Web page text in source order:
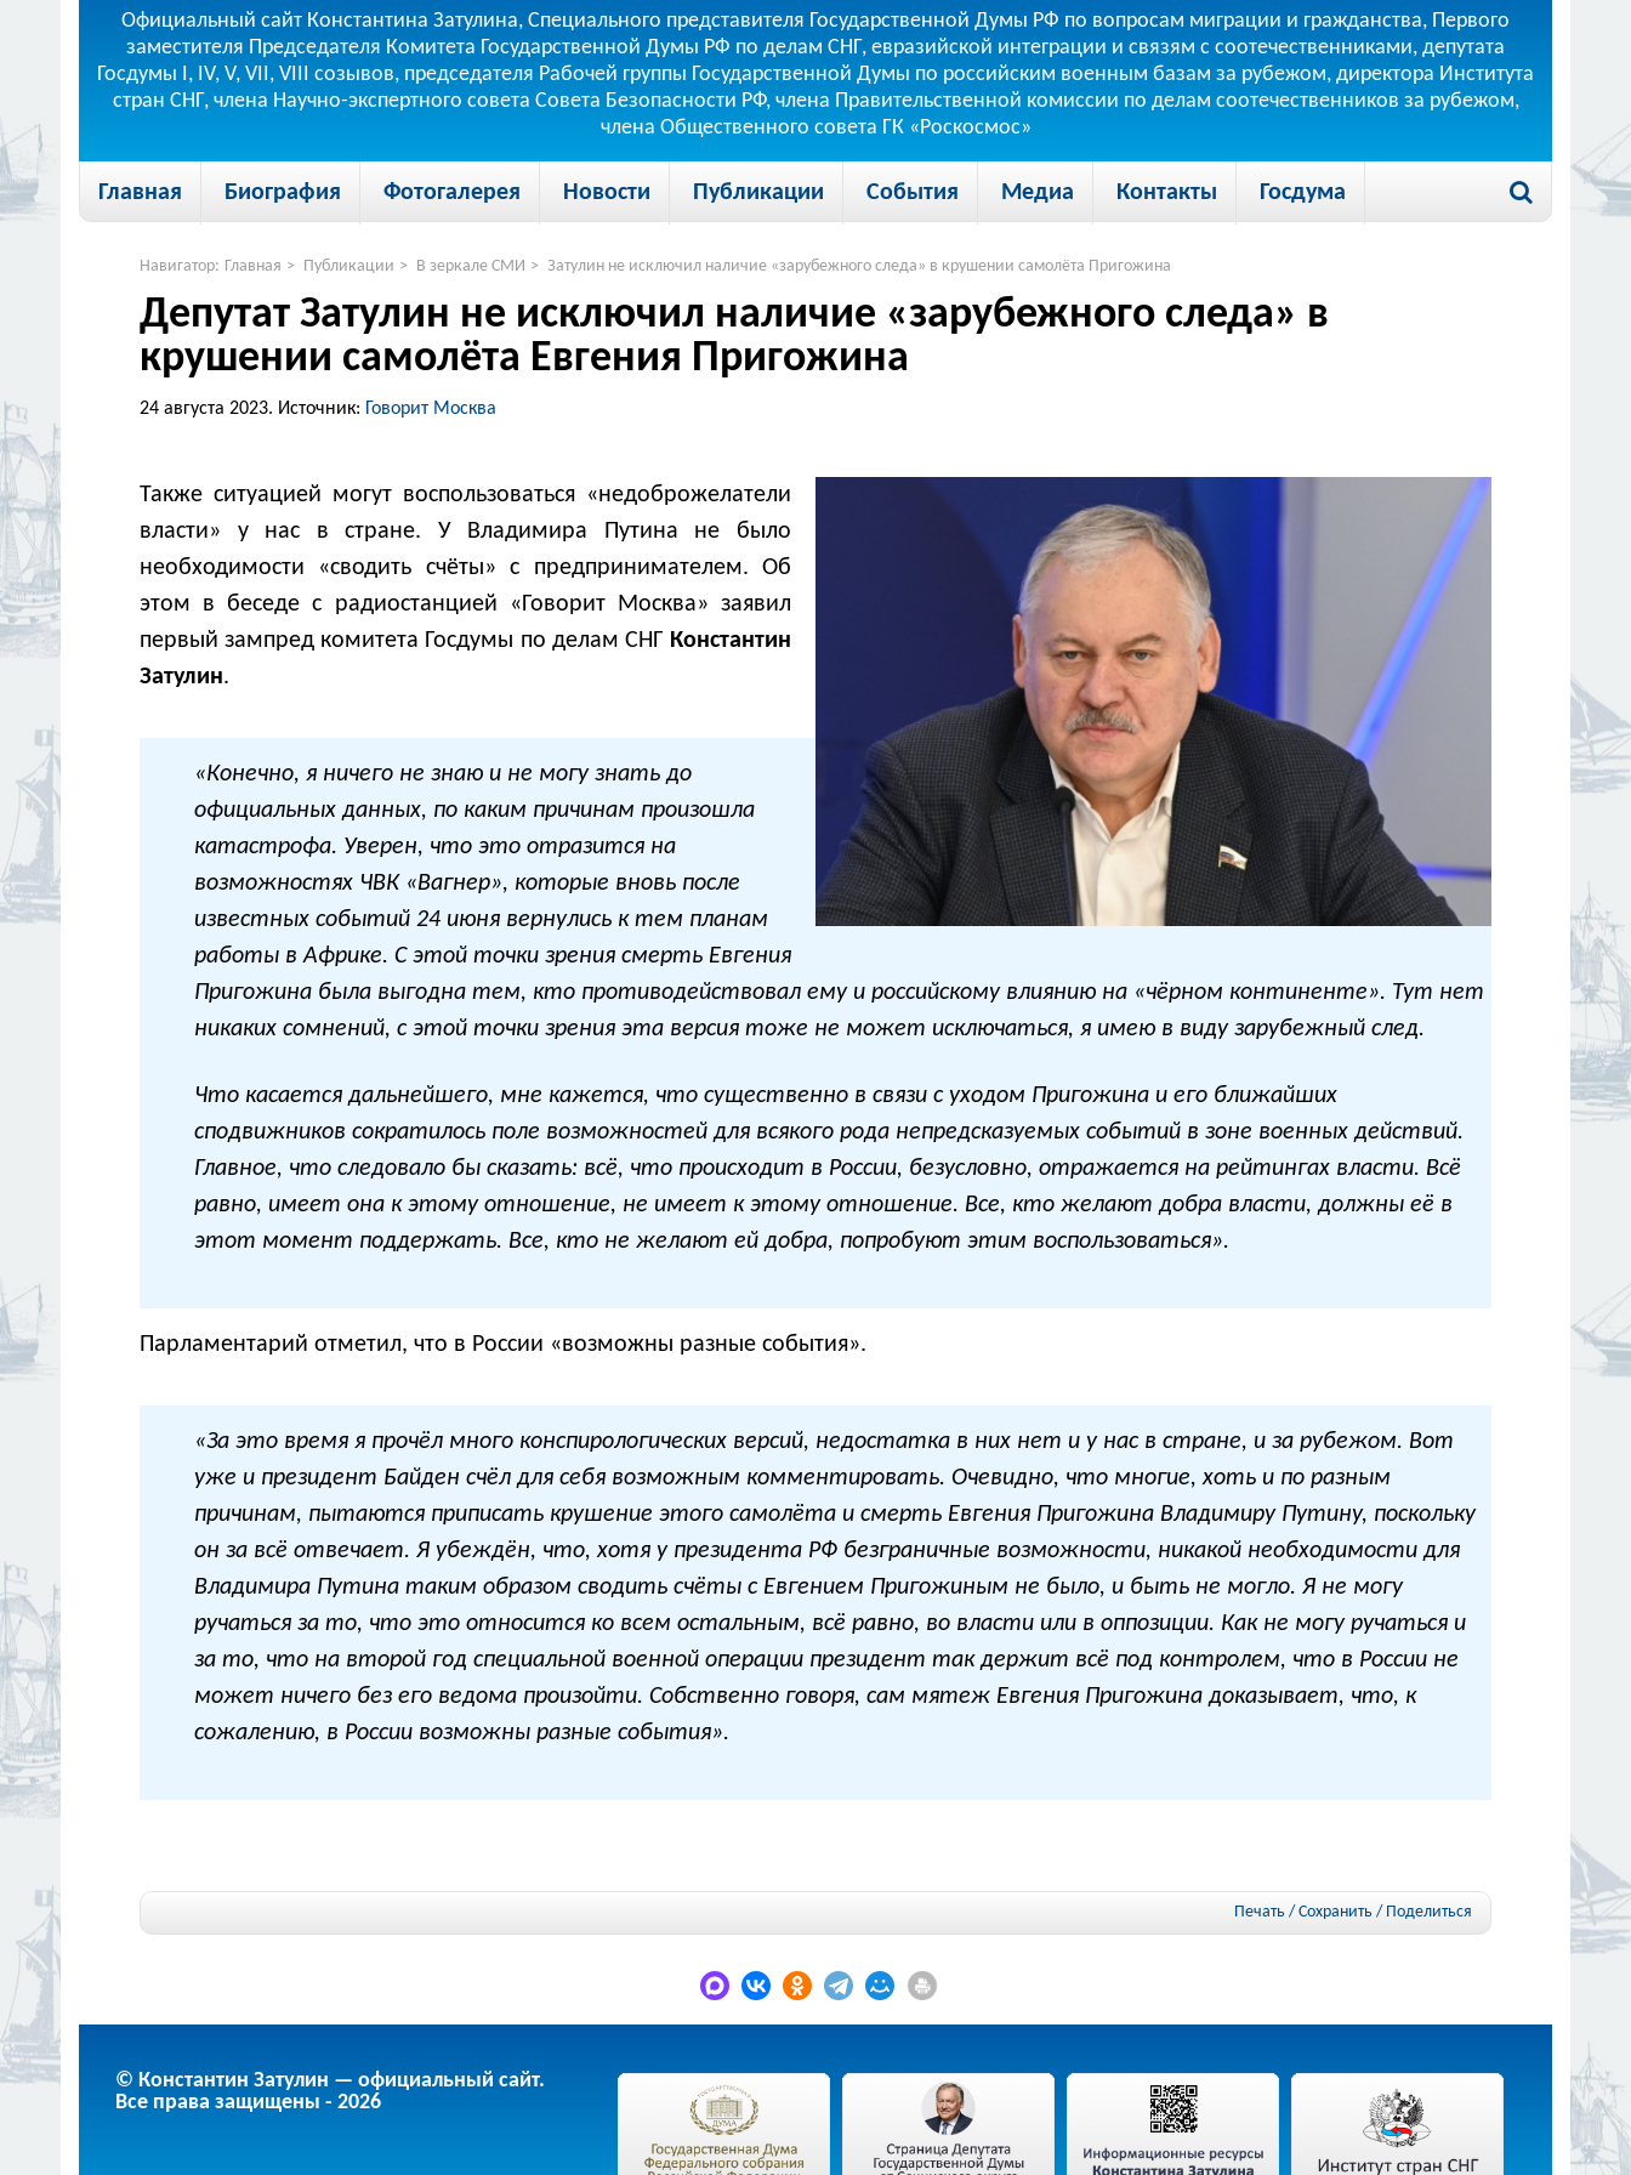
Официальный сайт Константина Затулина, Специального представителя Государственной Думы РФ по вопросам миграции и гражданства, Первого
заместителя Председателя Комитета Государственной Думы РФ по делам СНГ, евразийской интеграции и связям с соотечественниками, депутата
Госдумы I, IV, V, VII, VIII созывов, председателя Рабочей группы Государственной Думы по российским военным базам за рубежом, директора Института
стран СНГ, члена Научно-экспертного совета Совета Безопасности РФ, члена Правительственной комиссии по делам соотечественников за рубежом,
члена Общественного совета ГК «Роскосмос»
Главная Биография Фотогалерея Новости Публикации События Медиа Контакты Госдума
Навигатор: Главная > Публикации > В зеркале СМИ > Затулин не исключил наличие «зарубежного следа» в крушении самолёта Пригожина
Депутат Затулин не исключил наличие «зарубежного следа» в
крушении самолёта Евгения Пригожина
24 августа 2023. Источник: Говорит Москва
Также ситуацией могут воспользоваться «недоброжелатели
власти» у нас в стране. У Владимира Путина не было
необходимости «сводить счёты» с предпринимателем. Об
этом в беседе с радиостанцией «Говорит Москва» заявил
первый зампред комитета Госдумы по делам СНГ Константин
Затулин.
«Конечно, я ничего не знаю и не могу знать до
официальных данных, по каким причинам произошла
катастрофа. Уверен, что это отразится на
возможностях ЧВК «Вагнер», которые вновь после
известных событий 24 июня вернулись к тем планам
работы в Африке. С этой точки зрения смерть Евгения
Пригожина была выгодна тем, кто противодействовал ему и российскому влиянию на «чёрном континенте». Тут нет
никаких сомнений, с этой точки зрения эта версия тоже не может исключаться, я имею в виду зарубежный след.
Что касается дальнейшего, мне кажется, что существенно в связи с уходом Пригожина и его ближайших
сподвижников сократилось поле возможностей для всякого рода непредсказуемых событий в зоне военных действий.
Главное, что следовало бы сказать: всё, что происходит в России, безусловно, отражается на рейтингах власти. Всё
равно, имеет она к этому отношение, не имеет к этому отношение. Все, кто желают добра власти, должны её в
этот момент поддержать. Все, кто не желают ей добра, попробуют этим воспользоваться».
Парламентарий отметил, что в России «возможны разные события».
«За это время я прочёл много конспирологических версий, недостатка в них нет и у нас в стране, и за рубежом. Вот
уже и президент Байден счёл для себя возможным комментировать. Очевидно, что многие, хоть и по разным
причинам, пытаются приписать крушение этого самолёта и смерть Евгения Пригожина Владимиру Путину, поскольку
он за всё отвечает. Я убеждён, что, хотя у президента РФ безграничные возможности, никакой необходимости для
Владимира Путина таким образом сводить счёты с Евгением Пригожиным не было, и быть не могло. Я не могу
ручаться за то, что это относится ко всем остальным, всё равно, во власти или в оппозиции. Как не могу ручаться и
за то, что на второй год специальной военной операции президент так держит всё под контролем, что в России не
может ничего без его ведома произойти. Собственно говоря, сам мятеж Евгения Пригожина доказывает, что, к
сожалению, в России возможны разные события».
Печать / Сохранить / Поделиться
© Константин Затулин — официальный сайт.
Все права защищены - 2026